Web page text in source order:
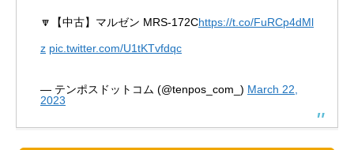
🔽【中古】マルゼン MRS-172Chttps://t.co/FuRCp4dMl
z pic.twitter.com/U1tKTvfdqc
— テンポスドットコム (@tenpos_com_) March 22,
2023